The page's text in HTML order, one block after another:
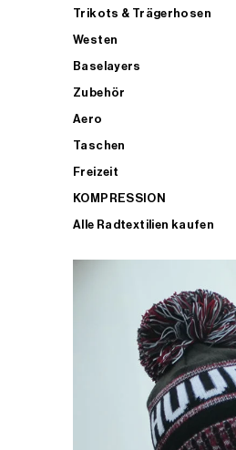
Trikots & Trägerhosen
Westen
Baselayers
Zubehör
Aero
Taschen
Freizeit
KOMPRESSION
Alle Radtextilien kaufen